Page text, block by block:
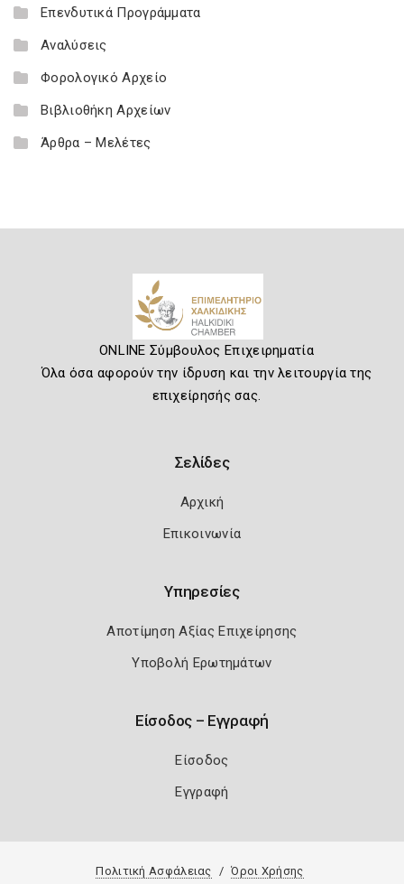
Επενδυτικά Προγράμματα
Αναλύσεις
Φορολογικό Αρχείο
Βιβλιοθήκη Αρχείων
Άρθρα – Μελέτες
ONLINE Σύμβουλος Επιχειρηματία
Όλα όσα αφορούν την ίδρυση και την λειτουργία της
επιχείρησής σας.
Σελίδες
Αρχική
Επικοινωνία
Υπηρεσίες
Αποτίμηση Αξίας Επιχείρησης
Υποβολή Ερωτημάτων
Είσοδος – Εγγραφή
Είσοδος
Εγγραφή
Πολιτική Ασφάλειας Όροι Χρήσης